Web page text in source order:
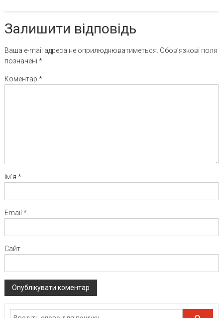
Залишити відповідь
Ваша e-mail адреса не оприлюднюватиметься. Обов’язкові поля
позначені *
Коментар *
Ім'я *
Email *
Сайт